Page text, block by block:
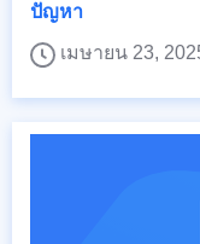
ปัญหา
เมษายน 23,